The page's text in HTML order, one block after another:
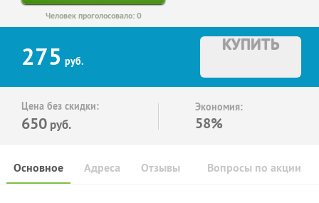
Человек проголосовало: 0
275 руб.
КУПИТЬ
Цена без скидки:
650 руб.
Экономия:
58%
Основное Отзывы Вопросы по акции
Адреса